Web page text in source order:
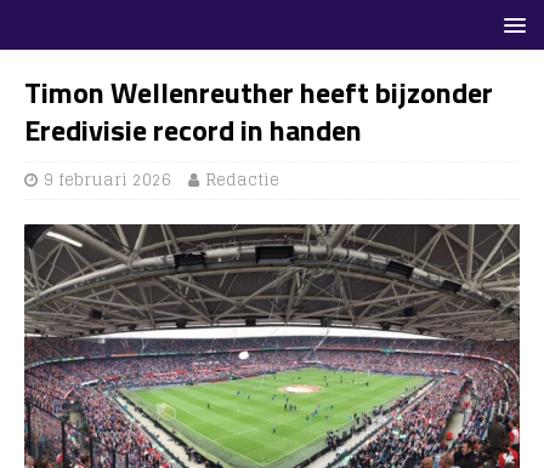
Timon Wellenreuther heeft bijzonder
Eredivisie record in handen
9 februari 2026 Redactie